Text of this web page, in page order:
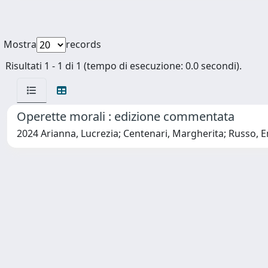
Mostra
records
Risultati 1 - 1 di 1 (tempo di esecuzione: 0.0 secondi).
Operette morali : edizione commentata
2024 Arianna, Lucrezia; Centenari, Margherita; Russo,